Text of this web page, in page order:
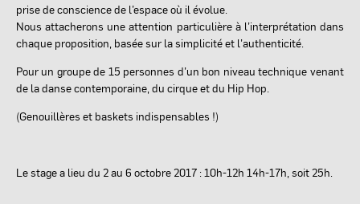
prise de conscience de l’espace où il évolue.
Nous attacherons une attention particulière à l’interprétation dans
chaque proposition, basée sur la simplicité et l’authenticité.
Pour un groupe de 15 personnes d’un bon niveau technique venant
de la danse contemporaine, du cirque et du Hip Hop.
(Genouillères et baskets indispensables !)
Le stage a lieu du 2 au 6 octobre 2017 : 10h-12h 14h-17h, soit 25h.